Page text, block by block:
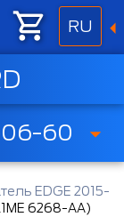
RU
60
EDGE 2015-
6268-AA)